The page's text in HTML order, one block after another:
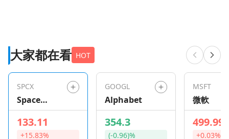
大家都在看 HOT
SPCX
Space
Exploration
Technologie
s
133.11
+15.83%
GOOGL
Alphabet
354.3
(-0.96)%
MSFT
微軟
499.99
+0.03%